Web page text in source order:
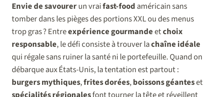
Envie de savourerun vraifast-food américain sans
tomber dans les pièges des portions XXL ou des menus
trop gras ? Entreexpérience gourmandeetchoix
responsable, le défi consiste à trouver lachaîne idéale
qui régale sans ruiner la santé ni le portefeuille. Quand on
débarque aux États-Unis, la tentation est partout :
burgers mythiques,frites dorées,boissons géanteset